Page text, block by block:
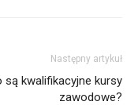
Następny artykuł
są kwalifikacyjne kursy
zawodowe?